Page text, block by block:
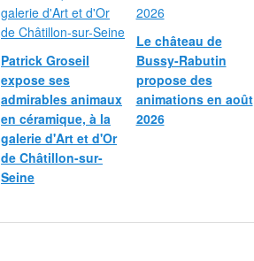
Patrick Groseil
expose ses
admirables animaux
en céramique, à la
galerie d'Art et d'Or
de Châtillon-sur-
Seine
Le château de
Bussy-Rabutin
propose des
animations en août
2026